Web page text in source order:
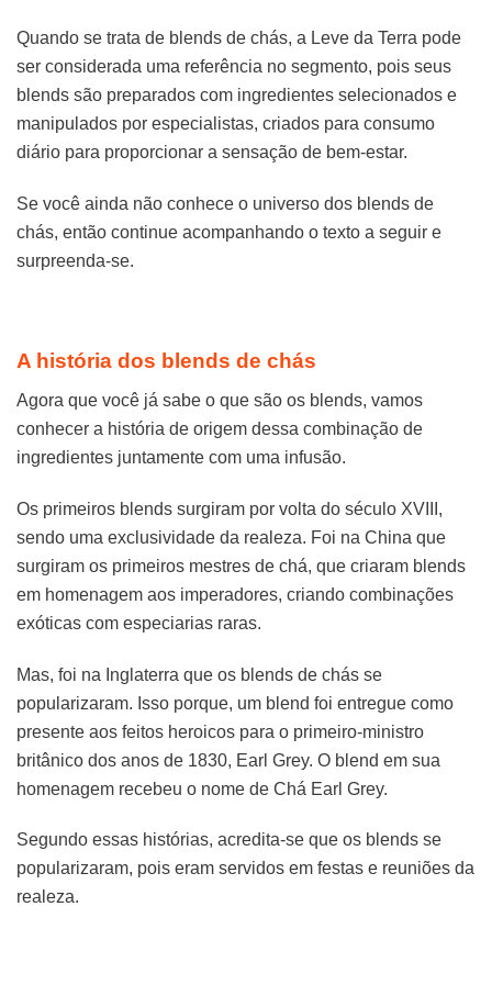
Quando se trata de blends de chás, a Leve da Terra pode
ser considerada uma referência no segmento, pois seus
blends são preparados com ingredientes selecionados e
manipulados por especialistas, criados para consumo
diário para proporcionar a sensação de bem-estar.
Se você ainda não conhece o universo dos blends de
chás, então continue acompanhando o texto a seguir e
surpreenda-se.
A história dos blends de chás
Agora que você já sabe o que são os blends, vamos
conhecer a história de origem dessa combinação de
ingredientes juntamente com uma infusão.
Os primeiros blends surgiram por volta do século XVIII,
sendo uma exclusividade da realeza. Foi na China que
surgiram os primeiros mestres de chá, que criaram blends
em homenagem aos imperadores, criando combinações
exóticas com especiarias raras.
Mas, foi na Inglaterra que os blends de chás se
popularizaram. Isso porque, um blend foi entregue como
presente aos feitos heroicos para o primeiro-ministro
britânico dos anos de 1830, Earl Grey. O blend em sua
homenagem recebeu o nome de Chá Earl Grey.
Segundo essas histórias, acredita-se que os blends se
popularizaram, pois eram servidos em festas e reuniões da
realeza.